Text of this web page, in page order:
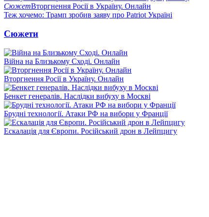
СюжетВторгнення Росії в Україну. Онлайн
Теж хочемо: Трамп зробив заяву про Patriot Україні
Сюжети
Війна на Близькому Сході. Онлайн
Вторгнення Росії в Україну. Онлайн
Бенкет генералів. Наслідки вибуху в Москві
Брудні технології. Атаки РФ на вибори у Франції
Ескалація для Європи. Російський дрон в Лейпцигу